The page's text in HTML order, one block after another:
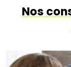
Nos